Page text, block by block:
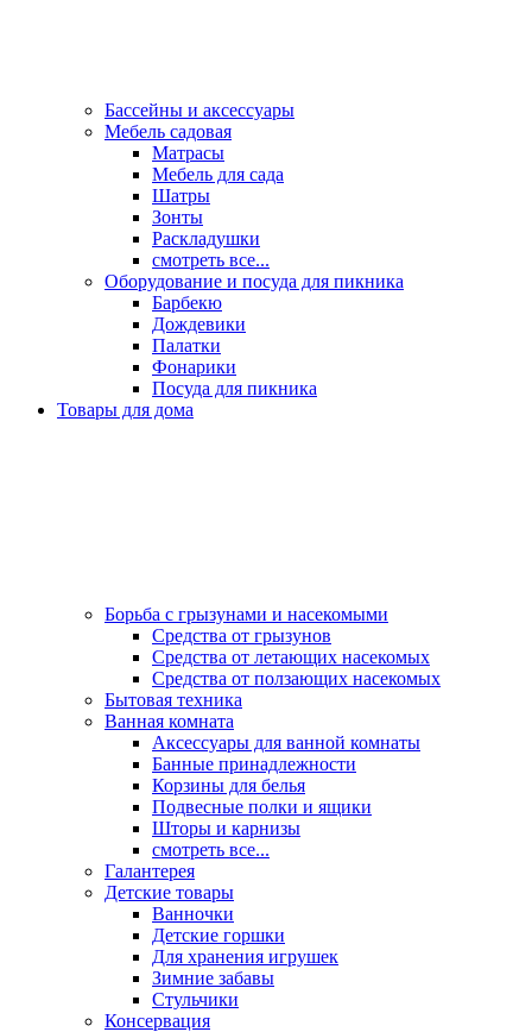
Бассейны и аксессуары
Мебель садовая
Матрасы
Мебель для сада
Шатры
Зонты
Раскладушки
смотреть все...
Оборудование и посуда для пикника
Барбекю
Дождевики
Палатки
Фонарики
Посуда для пикника
Товары для дома
Борьба с грызунами и насекомыми
Средства от грызунов
Средства от летающих насекомых
Средства от ползающих насекомых
Бытовая техника
Ванная комната
Аксессуары для ванной комнаты
Банные принадлежности
Корзины для белья
Подвесные полки и ящики
Шторы и карнизы
смотреть все...
Галантерея
Детские товары
Ванночки
Детские горшки
Для хранения игрушек
Зимние забавы
Стульчики
Консервация